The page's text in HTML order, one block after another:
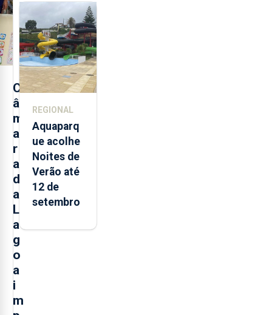
C
â
m
a
r
a
d
a
L
a
g
o
a
i
m
de
alimentos
entre
2021 e
2025 nos
Açores
REGIONAL
Aquaparq
ue acolhe
Noites de
Verão até
12 de
setembro